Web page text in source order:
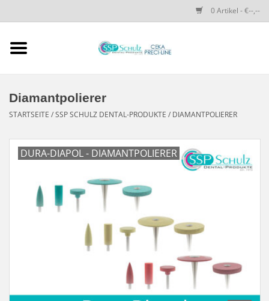
0 Artikel - €--,--
SSP SCHULZ Dental-
PRECI-LINE-SYSTEMS
DRUCKKNÖPFE
Diamantpolierer
STARTSEITE /SSP SCHULZ DENTAL-PRODUKTE / DIAMANTPOLIERER
DURA-DIAPOL - DIAMANTPOLIERER